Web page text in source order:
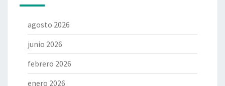
agosto 2026
junio 2026
febrero 2026
enero 2026